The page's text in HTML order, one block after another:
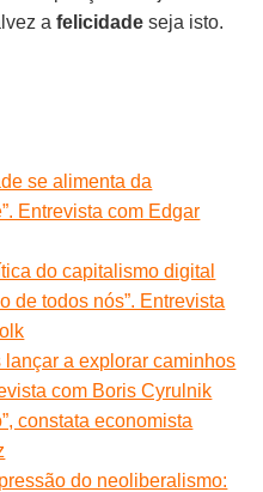
afelicidade seja isto.
se alimenta da
Entrevista com Edgar
do capitalismo digital
de todos nós”. Entrevista
lançar a explorar caminhos
com Boris Cyrulnik
constata economista
do neoliberalismo: